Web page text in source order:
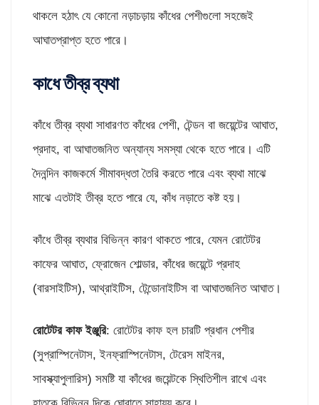
থাকলে হঠাৎ যে কোনো নড়াচড়ায় কাঁধের পেশীগুলো সহজেই
আঘাতপ্রাপ্ত হতে পারে।
কাধে তীব্র ব্যথা
কাঁধে তীব্র ব্যথা সাধারণত কাঁধের পেশী, টেন্ডন বা জয়েন্টের আঘাত,
প্রদাহ, বা আঘাতজনিত অন্যান্য সমস্যা থেকে হতে পারে। এটি
দৈনন্দিন কাজকর্মে সীমাবদ্ধতা তৈরি করতে পারে এবং ব্যথা মাঝে
মাঝে এতটাই তীব্র হতে পারে যে, কাঁধ নড়াতে কষ্ট হয়।
কাঁধে তীব্র ব্যথার বিভিন্ন কারণ থাকতে পারে, যেমন রোটেটর
কাফের আঘাত, ফ্রোজেন শোল্ডার, কাঁধের জয়েন্টে প্রদাহ
(বারসাইটিস), আথ্রাইটিস, টেন্ডোনাইটিস বা আঘাতজনিত আঘাত।
রোটেটর কাফ ইঞ্জুরি: রোটেটর কাফ হল চারটি প্রধান পেশীর
(সুপ্রাস্পিনেটাস, ইনফ্রাস্পিনেটাস, টেরেস মাইনর,
সাবস্ক্যাপুলারিস) সমষ্টি যা কাঁধের জয়েন্টকে স্থিতিশীল রাখে এবং